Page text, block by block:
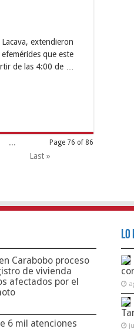
extendieron
que este
de las 4:00 de …
Page 76 of 86
...
Last »
Carabobo proceso
de vivienda
afectados por el
6 mil atenciones